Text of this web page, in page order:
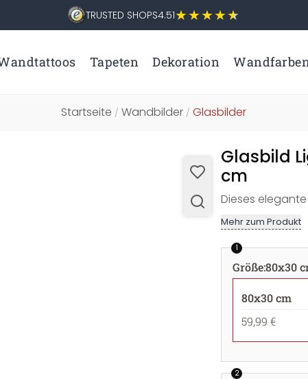
TRUSTED SHOPS4.51
Tapeten Dekoration
Startseite / Wandbilder / Glasbilder
Glasbild
cm
Dieses
Mehr zum Produkt
1
Größe:80x30
80x30 cm
59,99 €
2